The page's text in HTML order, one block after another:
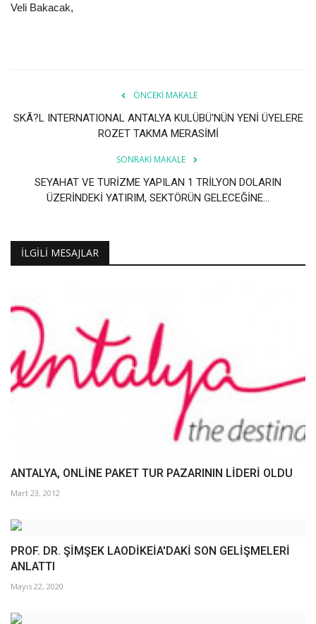
Veli Bakacak,
ÖNCEKI MAKALE
SKÃ?L INTERNATIONAL ANTALYA KULÜBÜ'NÜN YENİ ÜYELERE
ROZET TAKMA MERASİMİ
SONRAKI MAKALE
SEYAHAT VE TURİZME YAPILAN 1 TRİLYON DOLARIN
ÜZERİNDEKİ YATIRIM, SEKTÖRÜN GELECEĞİNE...
İLGILI MESAJLAR
ANTALYA, ONLİNE PAKET TUR PAZARININ LİDERİ OLDU
Mart 23, 2012
PROF. DR. ŞİMŞEK LAODİKEİA'DAKİ SON GELİŞMELERİ
ANLATTI
Mayıs 22, 2020